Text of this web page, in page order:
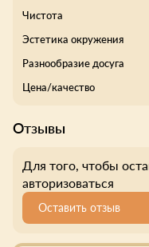
Чистота
Эстетика окружения
Разнообразие досуга
Цена/качество
Отзывы
Для того, чтобы
авторизоваться
Оставить отзыв